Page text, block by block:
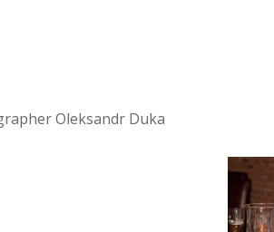
Oleksandr Duka